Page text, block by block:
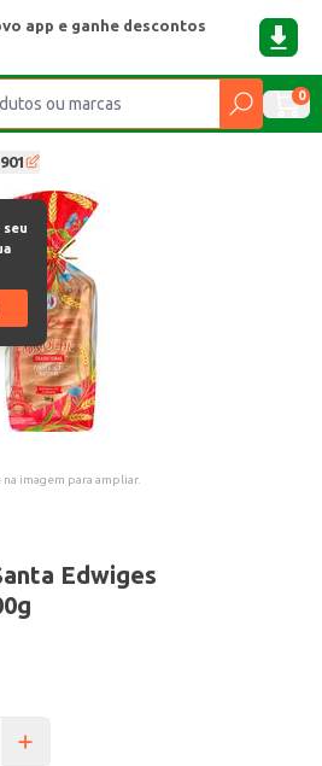
app e ganhe descontos
0
seu
na imagem para ampliar.
Edwiges